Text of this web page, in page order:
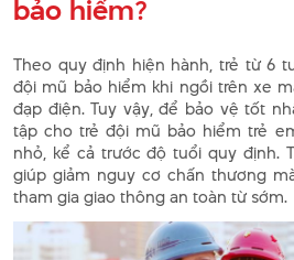
bảo hiểm?
Theo quy định hiện hành, trẻ từ 6
đội mũ bảo hiểm khi ngồi trên xe
đạp điện. Tuy vậy, để bảo vệ tốt
tập cho trẻ đội mũ bảo hiểm trẻ
nhỏ, kể cả trước độ tuổi quy định.
giúp giảm nguy cơ chấn thương
tham gia giao thông an toàn từ sớm.